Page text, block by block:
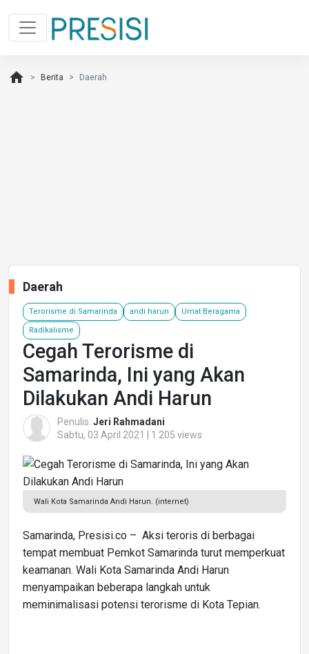
home Berita Daerah
Daerah
Terorisme di Samarinda andi harun Umat Beragama
Radikalisme
Cegah Terorisme di
Samarinda, Ini yang Akan
Dilakukan Andi Harun
Penulis: Jeri Rahmadani
Sabtu, 03 April 2021 | 1.205 views
Wali Kota Samarinda Andi Harun. (internet)
Samarinda, Presisi.co – Aksi teroris di berbagai
tempat membuat Pemkot Samarinda turut memperkuat
keamanan. Wali Kota Samarinda Andi Harun
menyampaikan beberapa langkah untuk
meminimalisasi potensi terorisme di Kota Tepian.